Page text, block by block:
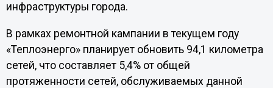
инфраструктуры города.
В рамках ремонтной кампании в текущем году
«Теплоэнерго» планирует обновить 94,1 километра
сетей, что составляет 5,4% от общей
протяженности сетей, обслуживаемых данной